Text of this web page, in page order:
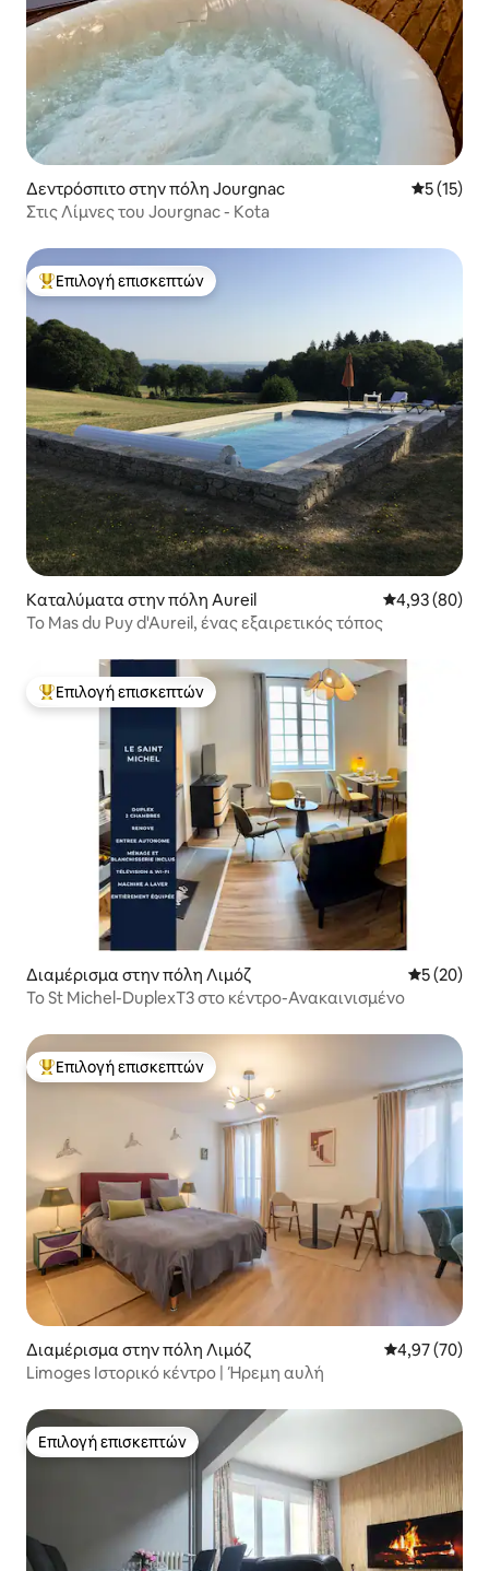
Δεντρόσπιτο στην πόλη Jourgnac Μέση
5 (15)
Στις Λίμνες του Jourgnac - Kota
Κορυφαία επιλογή επισκεπτών
Επιλογή επισκεπτών
Καταλύματα στην πόλη Aureil Μέση
4,93 (80)
Το Mas du Puy d'Aureil, ένας εξαιρετικός τόπος
Κορυφαία επιλογή επισκεπτών
Επιλογή επισκεπτών
Διαμέρισμα στην πόλη Λιμόζ Μέση
5 (20)
Το St Michel-DuplexT3 στο κέντρο-Ανακαινισμένο
Κορυφαία επιλογή επισκεπτών
Επιλογή επισκεπτών
Διαμέρισμα στην πόλη Λιμόζ Μέση
4,97 (70)
Limoges Ιστορικό κέντρο | Ήρεμη αυλή
Επιλογή επισκεπτών
Επιλογή επισκεπτών